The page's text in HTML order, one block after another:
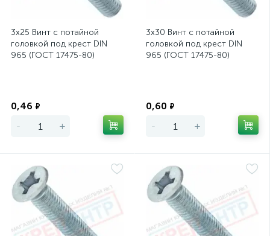
3х25 Винт с потайной
головкой под крест DIN
965 (ГОСТ 17475-80)
0,46 ₽
- +
3х30 Винт с потайной
головкой под крест DIN
965 (ГОСТ 17475-80)
0,60 ₽
- +